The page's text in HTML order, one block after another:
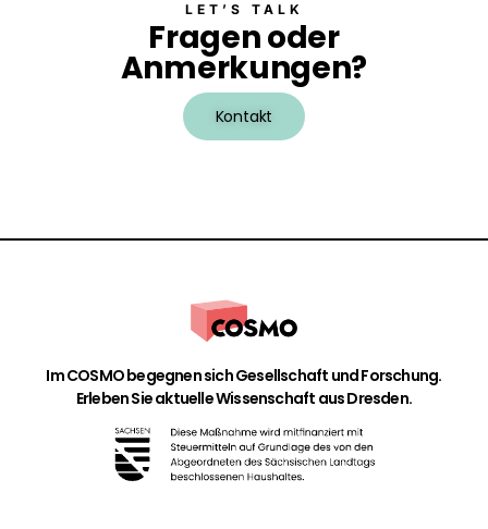
LET’S TALK
Fragen oder
Anmerkungen?
Kontakt
Im COSMO begegnen sich Gesellschaft und Forschung.
Erleben Sie aktuelle Wissenschaft aus Dresden.